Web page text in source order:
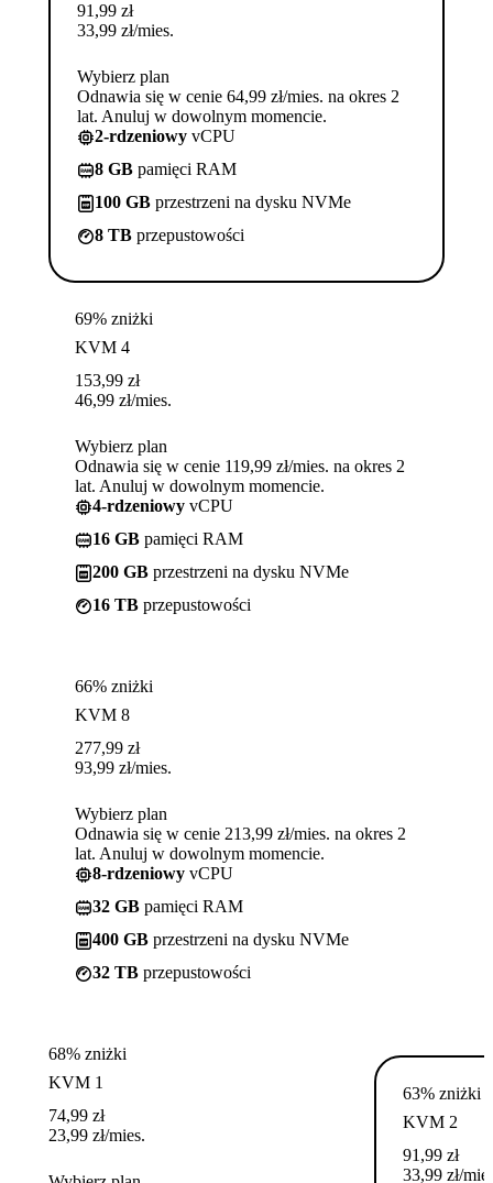
91,99 zł
33,99 zł/mies.
Wybierz plan
Odnawia się w cenie 64,99 zł/mies. na okres 2
lat. Anuluj w dowolnym momencie.
2-rdzeniowy vCPU
8 GB pamięci RAM
100 GB przestrzeni na dysku NVMe
8 TB przepustowości
69% zniżki
KVM 4
153,99 zł
46,99 zł/mies.
Wybierz plan
Odnawia się w cenie 119,99 zł/mies. na okres 2
lat. Anuluj w dowolnym momencie.
4-rdzeniowy vCPU
16 GB pamięci RAM
200 GB przestrzeni na dysku NVMe
16 TB przepustowości
66% zniżki
KVM 8
277,99 zł
93,99 zł/mies.
Wybierz plan
Odnawia się w cenie 213,99 zł/mies. na okres 2
lat. Anuluj w dowolnym momencie.
8-rdzeniowy vCPU
32 GB pamięci RAM
400 GB przestrzeni na dysku NVMe
32 TB przepustowości
68% zniżki
KVM 1
74,99 zł
23,99 zł/mies.
63% zniżki
KVM 2
91,99 zł
33,99 zł/